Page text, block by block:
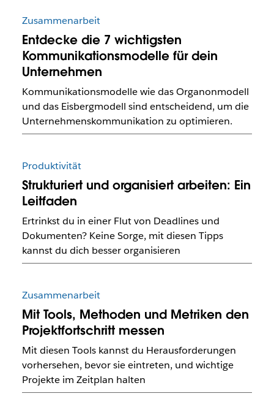
Zusammenarbeit
Entdecke die 7 wichtigsten
Kommunikationsmodelle für dein
Unternehmen
Kommunikationsmodelle wie das Organonmodell
und das Eisbergmodell sind entscheidend, um die
Unternehmenskommunikation zu optimieren.
Produktivität
Strukturiert und organisiert arbeiten: Ein
Leitfaden
Ertrinkst du in einer Flut von Deadlines und
Dokumenten? Keine Sorge, mit diesen Tipps
kannst du dich besser organisieren
Zusammenarbeit
Mit Tools, Methoden und Metriken den
Projektfortschritt messen
Mit diesen Tools kannst du Herausforderungen
vorhersehen, bevor sie eintreten, und wichtige
Projekte im Zeitplan halten